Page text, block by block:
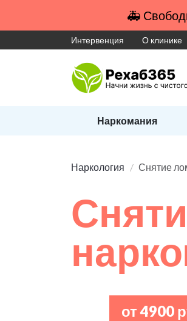
🚑
Интервенция О клинике
Наркомания
Наркология Снятие
от 4900